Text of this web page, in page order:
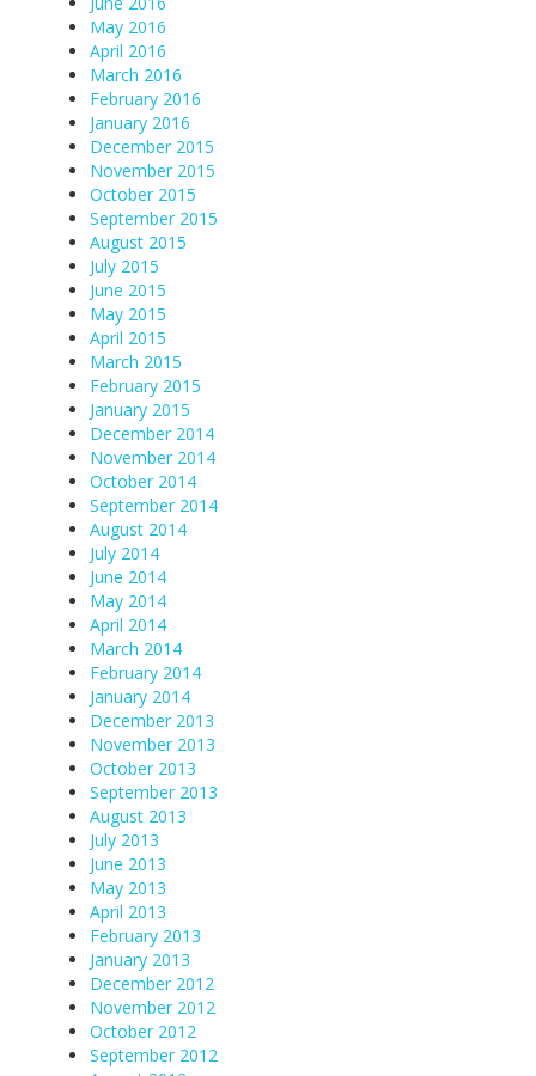
May 2016
April 2016
March 2016
February 2016
January 2016
December 2015
November 2015
October 2015
September 2015
August 2015
July 2015
June 2015
May 2015
April 2015
March 2015
February 2015
January 2015
December 2014
November 2014
October 2014
September 2014
August 2014
July 2014
June 2014
May 2014
April 2014
March 2014
February 2014
January 2014
December 2013
November 2013
October 2013
September 2013
August 2013
July 2013
June 2013
May 2013
April 2013
February 2013
January 2013
December 2012
November 2012
October 2012
September 2012